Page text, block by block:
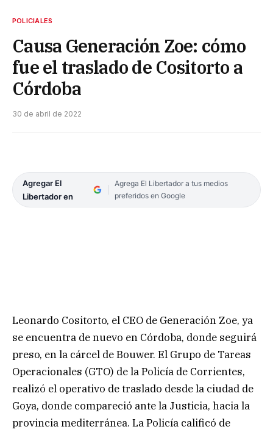
POLICIALES
Causa Generación Zoe: cómo
fue el traslado de Cositorto a
Córdoba
30 de abril de 2022
Agregar El
Libertador en
Agrega El Libertador a tus medios
preferidos en Google
Leonardo Cositorto, el CEO de Generación Zoe, ya
se encuentra de nuevo en Córdoba, donde seguirá
preso, en la cárcel de Bouwer. El Grupo de Tareas
Operacionales (GTO) de la Policía de Corrientes,
realizó el operativo de traslado desde la ciudad de
Goya, donde compareció ante la Justicia, hacia la
provincia mediterránea. La Policía calificó de